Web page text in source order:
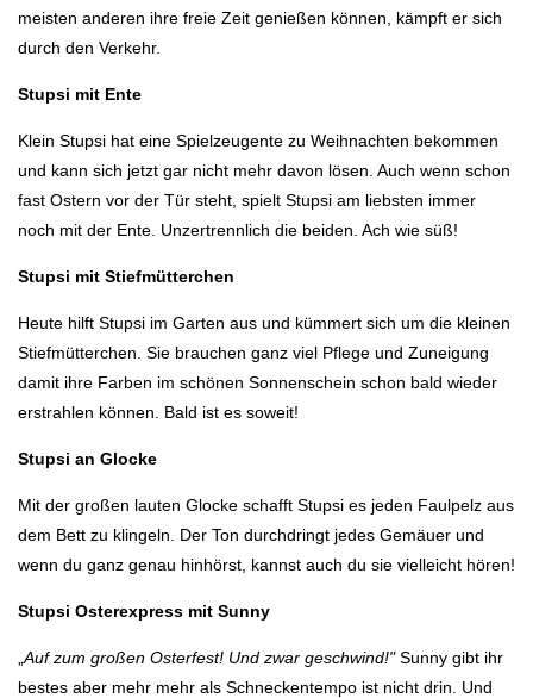
meisten anderen ihre freie Zeit genießen können, kämpft er sich
durch den Verkehr.
Stupsi mit Ente
Klein Stupsi hat eine Spielzeugente zu Weihnachten bekommen
und kann sich jetzt gar nicht mehr davon lösen. Auch wenn schon
fast Ostern vor der Tür steht, spielt Stupsi am liebsten immer
noch mit der Ente. Unzertrennlich die beiden. Ach wie süß!
Stupsi mit Stiefmütterchen
Heute hilft Stupsi im Garten aus und kümmert sich um die kleinen
Stiefmütterchen. Sie brauchen ganz viel Pflege und Zuneigung
damit ihre Farben im schönen Sonnenschein schon bald wieder
erstrahlen können. Bald ist es soweit!
Stupsi an Glocke
Mit der großen lauten Glocke schafft Stupsi es jeden Faulpelz aus
dem Bett zu klingeln. Der Ton durchdringt jedes Gemäuer und
wenn du ganz genau hinhörst, kannst auch du sie vielleicht hören!
Stupsi Osterexpress mit Sunny
Auf zum großen Osterfest! Und zwar geschwind!"Sunny gibt ihr
bestes aber mehr mehr als Schneckentempo ist nicht drin. Und